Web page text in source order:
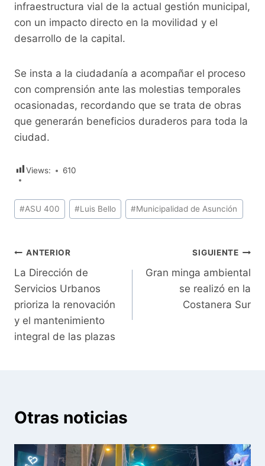
infraestructura vial de la actual gestión municipal,
con un impacto directo en la movilidad y el
desarrollo de la capital.
Se insta a la ciudadanía a acompañar el proceso
con comprensión ante las molestias temporales
ocasionadas, recordando que se trata de obras
que generarán beneficios duraderos para toda la
ciudad.
Views: 610
Etiquetas
de
entrada:
#ASU 400 #Luis Bello #Municipalidad de Asunción
Navegación
de
entradas
ANTERIOR
La Dirección de
Servicios Urbanos
prioriza la renovación
y el mantenimiento
integral de las plazas
SIGUIENTE
Gran minga ambiental
se realizó en la
Costanera Sur
Otras noticias